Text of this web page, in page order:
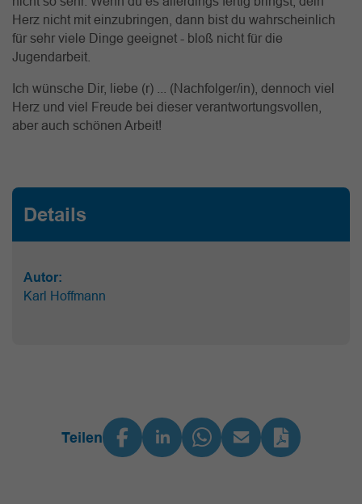
Herz nicht mit einzubringen, dann bist du wahrscheinlich
für sehr viele Dinge geeignet - bloß nicht für die
Jugendarbeit.
Ich wünsche Dir, liebe (r) ... (Nachfolger/in), dennoch viel
Herz und viel Freude bei dieser verantwortungsvollen,
aber auch schönen Arbeit!
Details
Autor:
Karl Hoffmann
Teilen